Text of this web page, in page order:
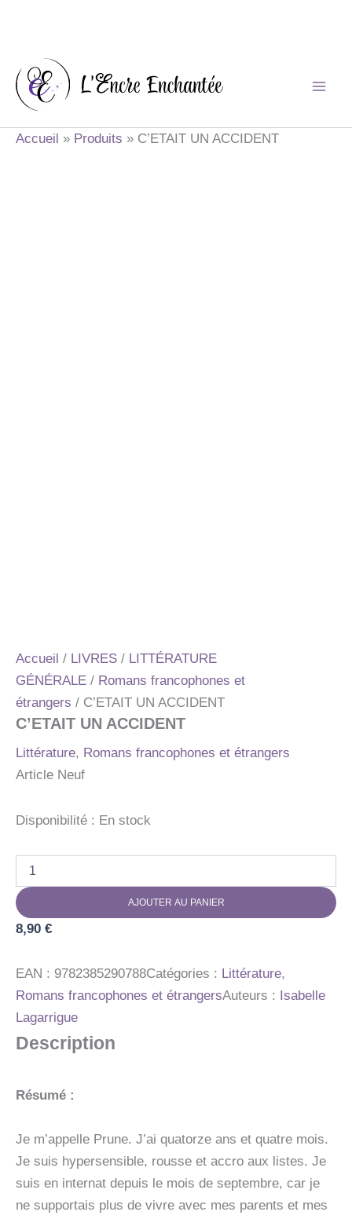
contenu
Accueil Produits C’ETAIT UN ACCIDENT
Accueil / LIVRES / LITTÉRATURE
GÉNÉRALE / Romans francophones et
étrangers / C’ETAIT UN ACCIDENT
C’ETAIT UN ACCIDENT
Littérature, Romans francophones et étrangers
Article Neuf
Disponibilité : En stock
C'ETAIT
UN
ACCIDENT
AJOUTER AU PANIER
8,90 €
EAN : 9782385290788Catégories : Littérature,
Romans francophones et étrangersAuteurs :
Isabelle
Lagarrigue
Description
Résumé :
Je m’appelle Prune. J’ai quatorze ans et quatre mois.
Je suis hypersensible, rousse et accro aux listes. Je
suis en internat depuis le mois de septembre, car je
ne supportais plus de vivre avec mes parents et mes